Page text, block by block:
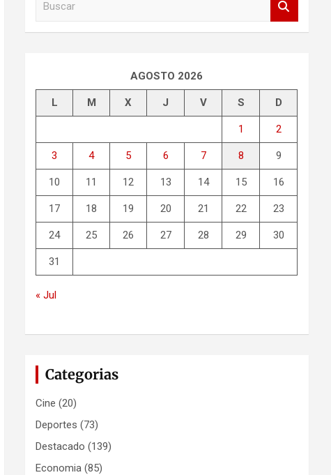
AGOSTO 2026
L M X J V S D
1 2
3 4 5 6 7 8 9
10 11 12 13 14 15 16
17 18 19 20 21 22 23
24 25 26 27 28 29 30
31
« Jul
Categorias
Cine (20)
Deportes (73)
Destacado (139)
Economia (85)